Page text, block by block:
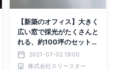
【新築のオフィス】大きく
広い窓で採光がたくさんと
れる、約100坪のセットア
ップオフィスが五反田エリ
アに登場しました！
2021-07-02 18:00
株式会社スリースター